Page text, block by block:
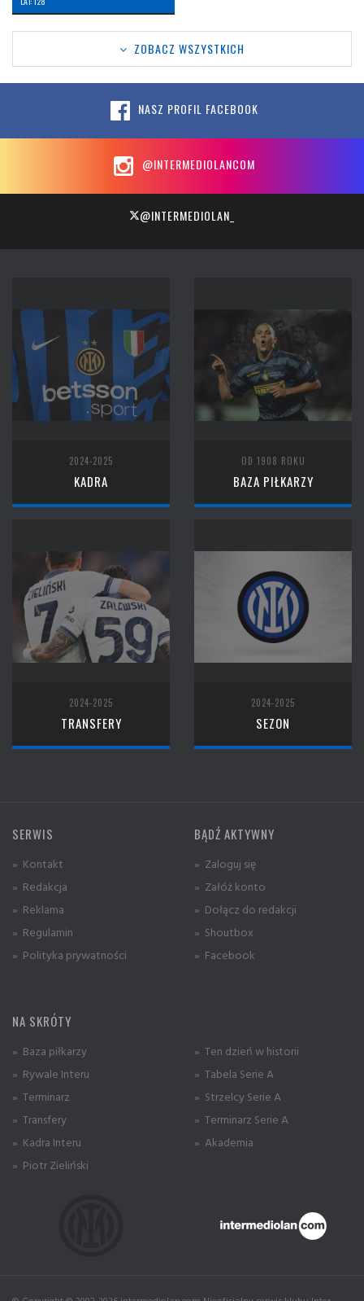
ZOBACZ WSZYSTKICH
NASZ PROFIL FACEBOOK
@INTERMEDIOLANCOM
@INTERMEDIOLAN_
2024-2025
KADRA
OD 1908 ROKU
BAZA PIŁKARZY
2024-2025
TRANSFERY
2024-2025
SEZON
SERWIS
» Kontakt
» Redakcja
» Reklama
» Regulamin
» Polityka prywatności
BĄDŹ AKTYWNY
» Zaloguj się
» Załóż konto
» Dołącz do redakcji
» Shoutbox
» Facebook
NA SKRÓTY
» Baza piłkarzy
» Rywale Interu
» Terminarz
» Transfery
» Kadra Interu
» Piotr Zieliński
» Ten dzień w historii
» Tabela Serie A
» Strzelcy Serie A
» Terminarz Serie A
» Akademia